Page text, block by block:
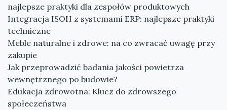
najlepsze praktyki dla zespołów produktowych
Integracja ISOH z systemami ERP: najlepsze praktyki
techniczne
Meble naturalne i zdrowe: na co zwracać uwagę przy
zakupie
Jak przeprowadzić badania jakości powietrza
wewnętrznego po budowie?
Edukacja zdrowotna: Klucz do zdrowszego
społeczeństwa